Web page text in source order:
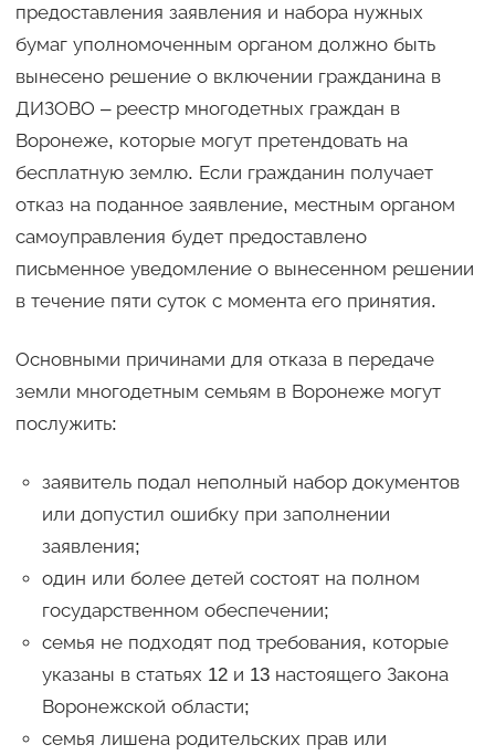
предоставления заявления и набора нужных
бумаг уполномоченным органом должно быть
вынесено решение о включении гражданина в
ДИЗОВО – реестр многодетных граждан в
Воронеже, которые могут претендовать на
бесплатную землю. Если гражданин получает
отказ на поданное заявление, местным органом
самоуправления будет предоставлено
письменное уведомление о вынесенном решении
в течение пяти суток с момента его принятия.
Основными причинами для отказа в передаче
земли многодетным семьям в Воронеже могут
послужить:
заявитель подал неполный набор документов
или допустил ошибку при заполнении
заявления;
один или более детей состоят на полном
государственном обеспечении;
семья не подходят под требования, которые
указаны в статьях 12 и 13 настоящего Закона
Воронежской области;
семья лишена родительских прав или